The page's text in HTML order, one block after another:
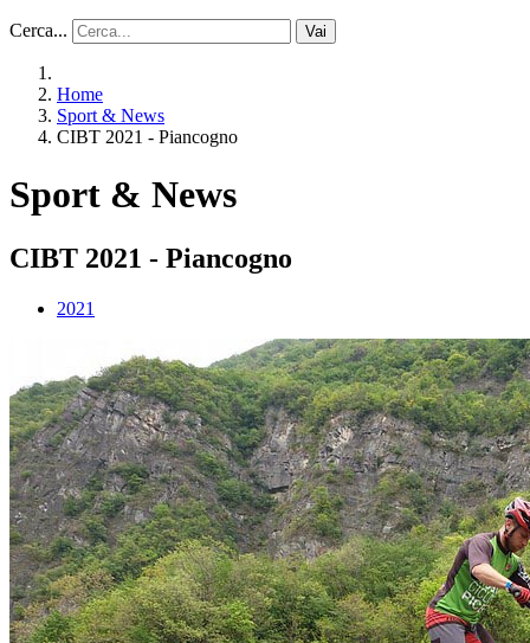
Cerca... Vai
Home
Sport & News
CIBT 2021 - Piancogno
Sport & News
CIBT 2021 - Piancogno
2021